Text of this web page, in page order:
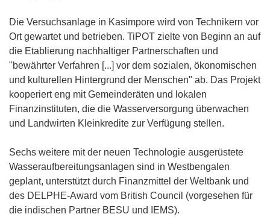
Die Versuchsanlage in Kasimpore wird von Technikern vor
Ort gewartet und betrieben. TiPOT zielte von Beginn an auf
die Etablierung nachhaltiger Partnerschaften und
"bewährter Verfahren [...] vor dem sozialen, ökonomischen
und kulturellen Hintergrund der Menschen" ab. Das Projekt
kooperiert eng mit Gemeinderäten und lokalen
Finanzinstituten, die die Wasserversorgung überwachen
und Landwirten Kleinkredite zur Verfügung stellen.
Sechs weitere mit der neuen Technologie ausgerüstete
Wasseraufbereitungsanlagen sind in Westbengalen
geplant, unterstützt durch Finanzmittel der Weltbank und
des DELPHE-Award vom British Council (vorgesehen für
die indischen Partner BESU und IEMS).